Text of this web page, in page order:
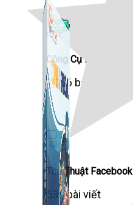
Công Cụ Marketing
1,066 bài viết
Thủ Thuật Facebook
536 bài viết